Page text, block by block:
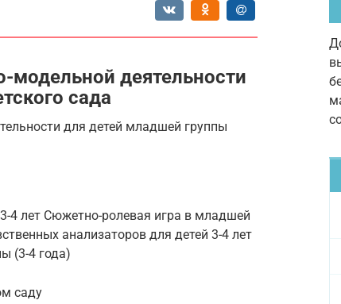
модельной деятельности
сада
для детей младшей группы
4 лет Сюжетно-ролевая игра в младшей
анализаторов для детей 3-4 лет
(3-4 года)
саду